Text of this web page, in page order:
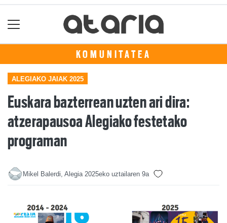
KOMUNITATEA
ALEGIAKO JAIAK 2025
Euskara bazterrean uzten ari dira:
atzerapausoa Alegiako festetako
programan
Mikel Balerdi, Alegia 2025eko uztailaren 9a